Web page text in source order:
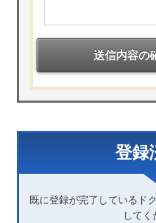
送信内容の
登録
既に登録が完了しているド
してく